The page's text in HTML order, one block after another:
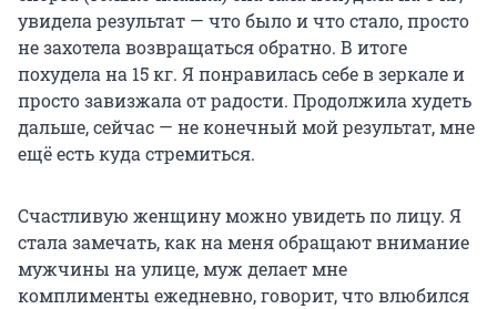
увидела результат — что было и что стало, просто
не захотела возвращаться обратно. В итоге
похудела на 15 кг. Я понравилась себе в зеркале и
просто завизжала от радости. Продолжила худеть
дальше, сейчас — не конечный мой результат, мне
ещё есть куда стремиться.
Счастливую женщину можно увидеть по лицу. Я
стала замечать, как на меня обращают внимание
мужчины на улице, муж делает мне
комплименты ежедневно, говорит, что влюбился